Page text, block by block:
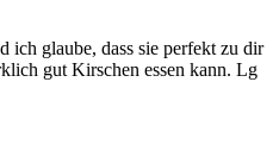
ich glaube, dass sie perfekt zu dir
gut Kirschen essen kann. Lg